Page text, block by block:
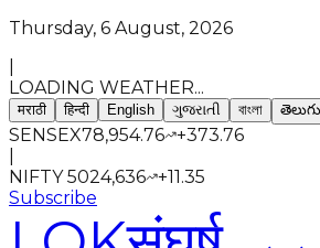
Thursday, 6 August, 2026
LOADING WEATHER...
मराठी हिन्दी English ગુજરાતી বাংলা తెలుగు
SENSEX78,954.76 +373.76
NIFTY 5024,636 +11.35
Subscribe